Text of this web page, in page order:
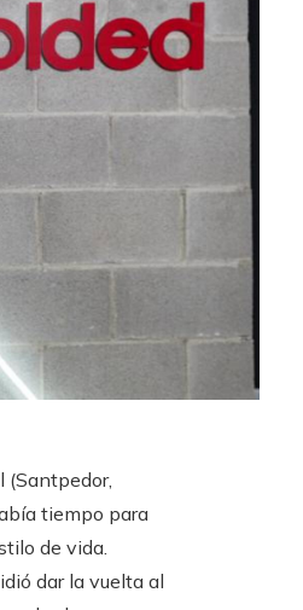
(Santpedor,
tiempo para
de vida.
dar la vuelta al